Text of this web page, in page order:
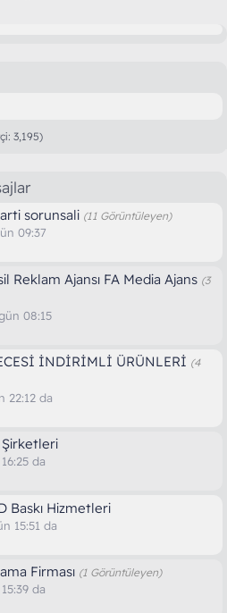
3,195)
sorunsali (11 Görüntüleyen)
09:37
Reklam Ajansı FA Media Ajans (3
08:15
İNDİRİMLİ ÜRÜNLERİ (4
22:12 da
da
Baskı Hizmetleri
15:51 da
Firması (1 Görüntüleyen)
da